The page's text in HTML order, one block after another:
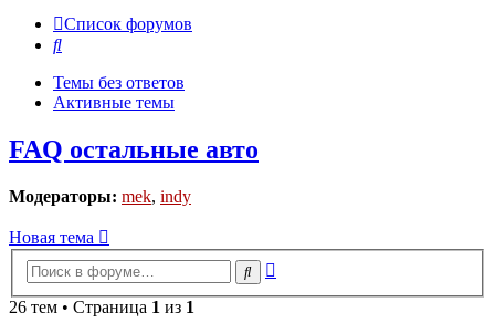
Список форумов
Поиск
Темы без ответов
Активные темы
FAQ остальные авто
Модераторы: mek, indy
Новая тема
Поиск
26 тем • Страница 1 из 1